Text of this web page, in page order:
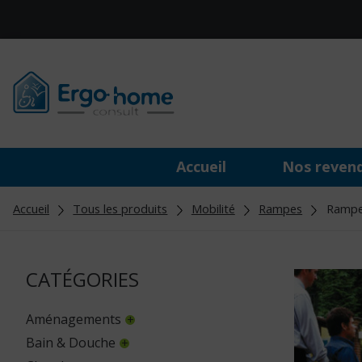
Accueil Nos
Accueil Tous les produits Mobilité Rampes
CATÉGORIES
Aménagements
Bain & Douche